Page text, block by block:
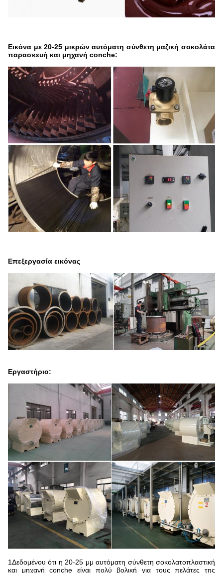
Εικόνα με 20-25 μικρών αυτόματη σύνθετη μαζική σοκολάτα
παρασκευή και μηχανή conche:
Επεξεργασία εικόνας
Εργαστήριο:
1Δεδομένου ότι η 20-25 μμ αυτόματη σύνθετη σοκολατοπλαστική
και μηχανή conche είναι πολύ βολική για τους πελάτες της